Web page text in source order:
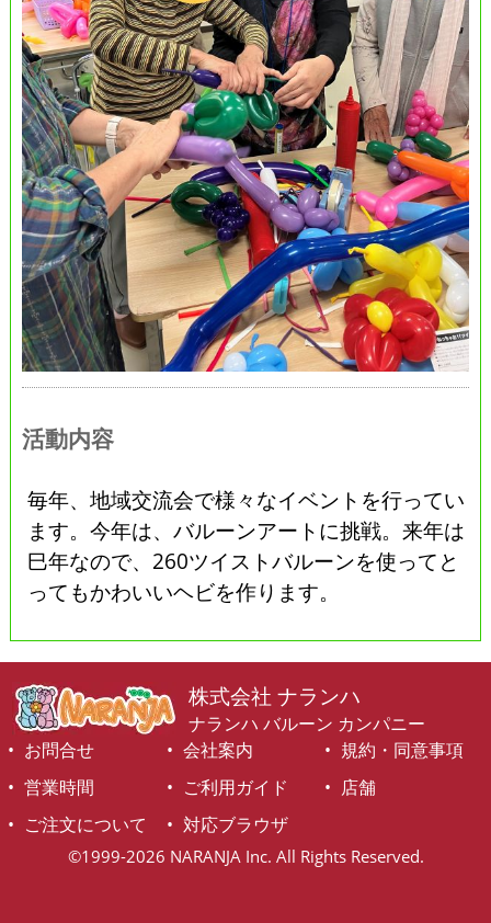
活動内容
毎年、地域交流会で様々なイベントを行ってい
ます。今年は、バルーンアートに挑戦。来年は
巳年なので、260ツイストバルーンを使ってと
ってもかわいいヘビを作ります。
株式会社 ナランハ
ナランハ バルーン カンパニー
お問合せ
会社案内
規約・同意事項
営業時間
ご利用ガイド
店舗
ご注文について
対応ブラウザ
©1999-2026 NARANJA Inc. All Rights Reserved.